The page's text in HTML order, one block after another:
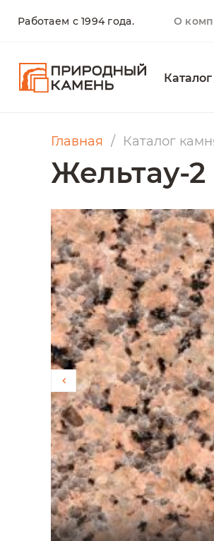
Работаем с 1994 года. О
Главная Каталог
Жельтау-